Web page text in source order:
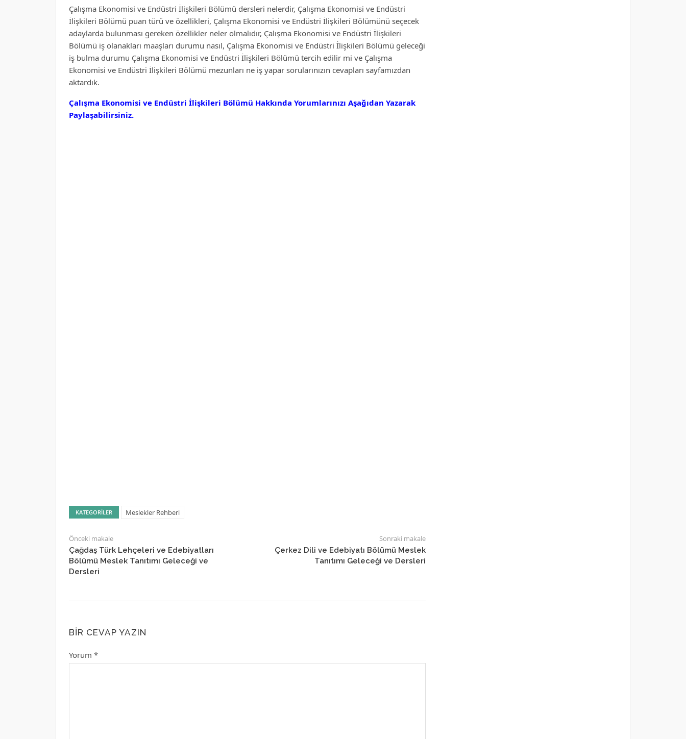
Çalışma Ekonomisi ve Endüstri İlişkileri Bölümü dersleri nelerdir, Çalışma Ekonomisi ve Endüstri
İlişkileri Bölümü puan türü ve özellikleri, Çalışma Ekonomisi ve Endüstri İlişkileri Bölümünü seçecek
adaylarda bulunması gereken özellikler neler olmalıdır, Çalışma Ekonomisi ve Endüstri İlişkileri
Bölümü iş olanakları maaşları durumu nasıl, Çalışma Ekonomisi ve Endüstri İlişkileri Bölümü geleceği
iş bulma durumu Çalışma Ekonomisi ve Endüstri İlişkileri Bölümü tercih edilir mi ve Çalışma
Ekonomisi ve Endüstri İlişkileri Bölümü mezunları ne iş yapar sorularınızın cevapları sayfamızdan
aktardık.
Çalışma Ekonomisi ve Endüstri İlişkileri Bölümü Hakkında Yorumlarınızı Aşağıdan Yazarak
Paylaşabilirsiniz.
KATEGORILER Meslekler Rehberi
Önceki makale
Çağdaş Türk Lehçeleri ve Edebiyatları
Bölümü Meslek Tanıtımı Geleceği ve
Dersleri
Sonraki makale
Çerkez Dili ve Edebiyatı Bölümü Meslek
Tanıtımı Geleceği ve Dersleri
BIR CEVAP YAZIN
Yorum *